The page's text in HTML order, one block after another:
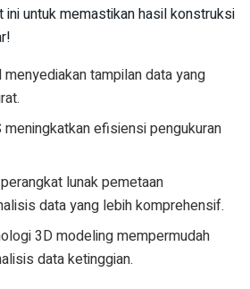
ini untuk memastikan hasil konstruksi
tampilan data yang
meningkatkan efisiensi pengukuran
lunak pemetaan
data yang lebih komprehensif.
3D modeling mempermudah
data ketinggian.